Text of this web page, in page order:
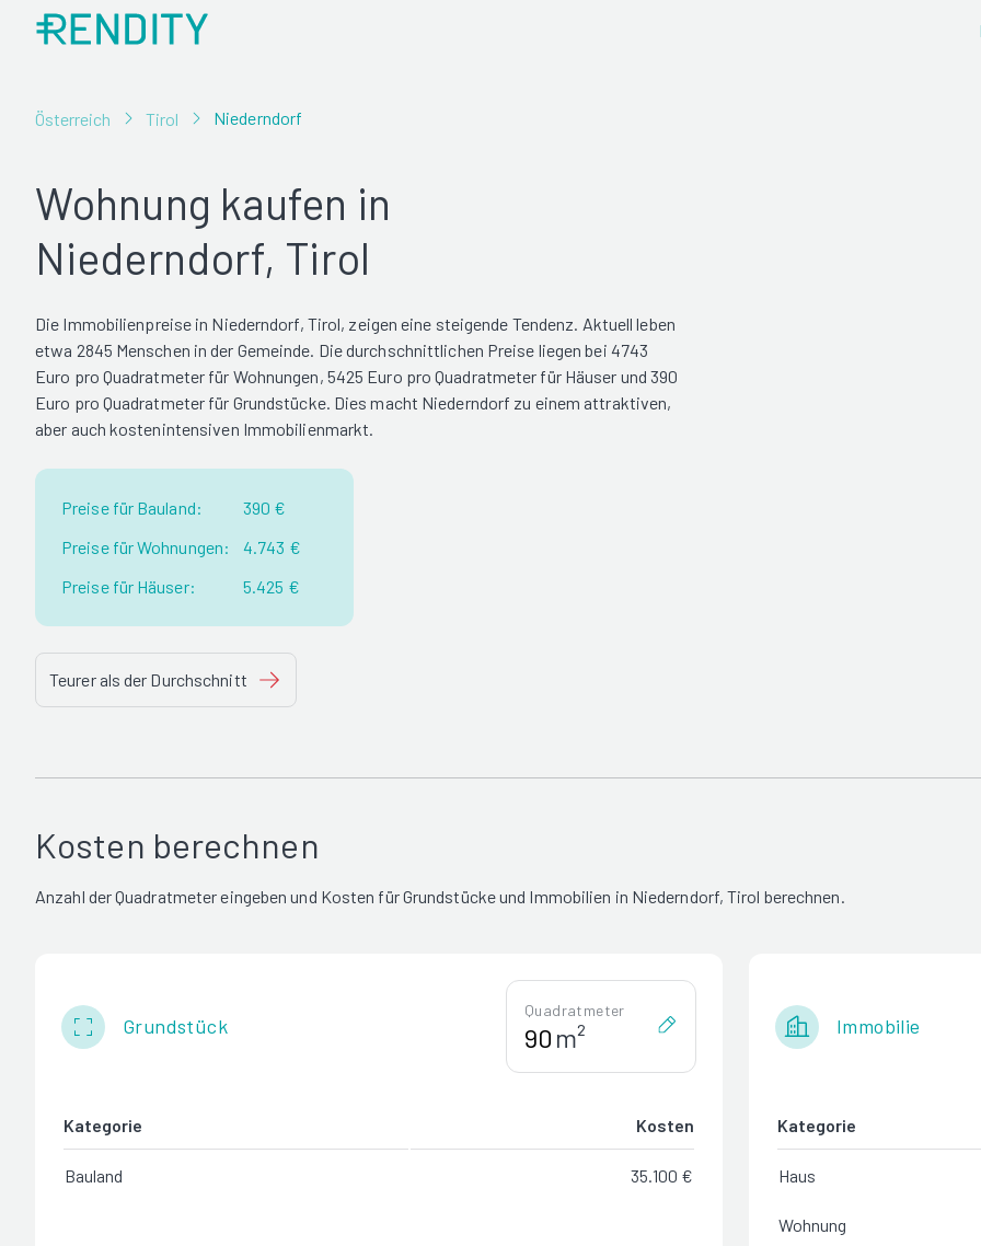
Österreich Tirol Niederndorf
Wohnung kaufen in
Niederndorf, Tirol
Die Immobilienpreise in Niederndorf, Tirol, zeigen eine steigende Tendenz. Aktuell leben
etwa 2845 Menschen in der Gemeinde. Die durchschnittlichen Preise liegen bei 4743
Euro pro Quadratmeter für Wohnungen, 5425 Euro pro Quadratmeter für Häuser und 390
Euro pro Quadratmeter für Grundstücke. Dies macht Niederndorf zu einem attraktiven,
aber auch kostenintensiven Immobilienmarkt.
Preise für Bauland:
390 €
Preise für Wohnungen:
4.743 €
Preise für Häuser:
5.425 €
Teurer als der Durchschnitt
Kosten berechnen
Anzahl der Quadratmeter eingeben und Kosten für Grundstücke und Immobilien in Niederndorf, Tirol berechnen.
Grundstück
Quadratmeter
m²
Kategorie Kosten
Bauland 35.100 €
Immobilie
Kategorie
Haus
Wohnung